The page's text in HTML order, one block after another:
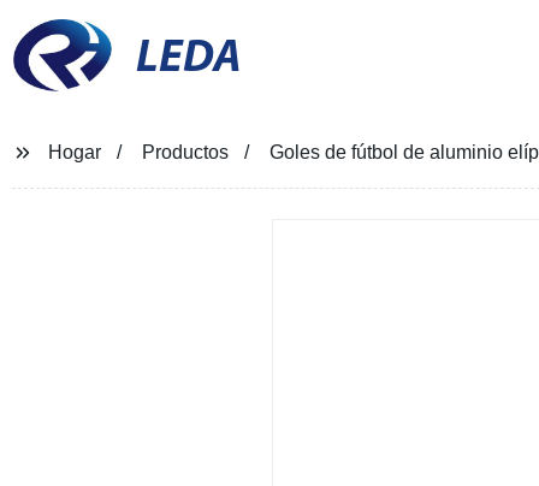
LEDA
Hogar Productos Goles de fútbol de aluminio